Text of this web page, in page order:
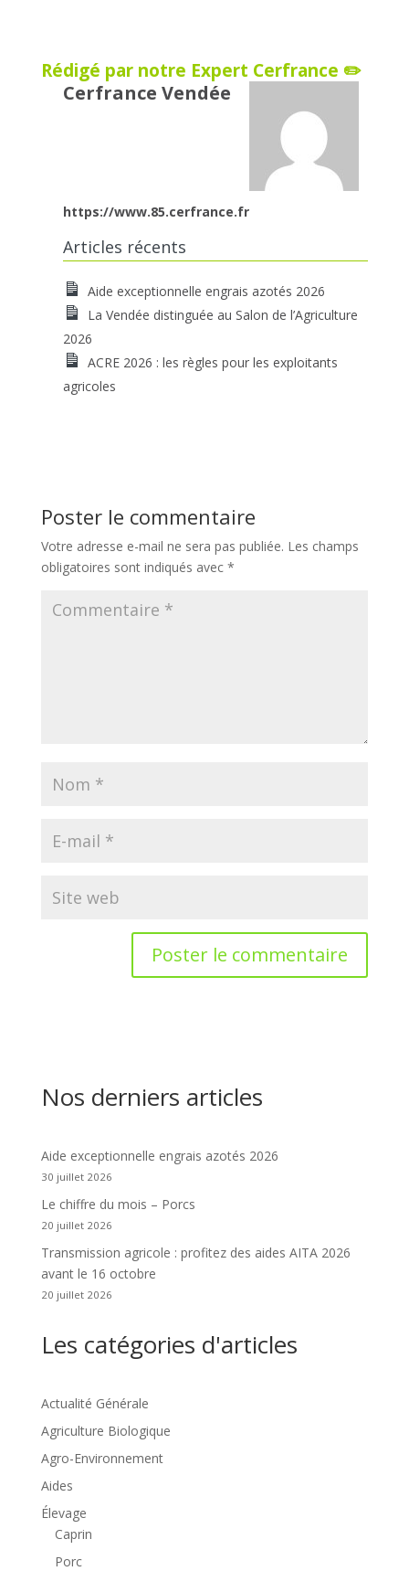
Rédigé par notre Expert Cerfrance ✏️
Cerfrance Vendée
https://www.85.cerfrance.fr
Articles récents
Aide exceptionnelle engrais azotés 2026
La Vendée distinguée au Salon de l’Agriculture
2026
ACRE 2026 : les règles pour les exploitants
agricoles
Poster le commentaire
Votre adresse e-mail ne sera pas publiée. Les champs
obligatoires sont indiqués avec *
Nos derniers articles
Aide exceptionnelle engrais azotés 2026
30 juillet 2026
Le chiffre du mois – Porcs
20 juillet 2026
Transmission agricole : profitez des aides AITA 2026
avant le 16 octobre
20 juillet 2026
Les catégories d'articles
Actualité Générale
Agriculture Biologique
Agro-Environnement
Aides
Élevage
Caprin
Porc